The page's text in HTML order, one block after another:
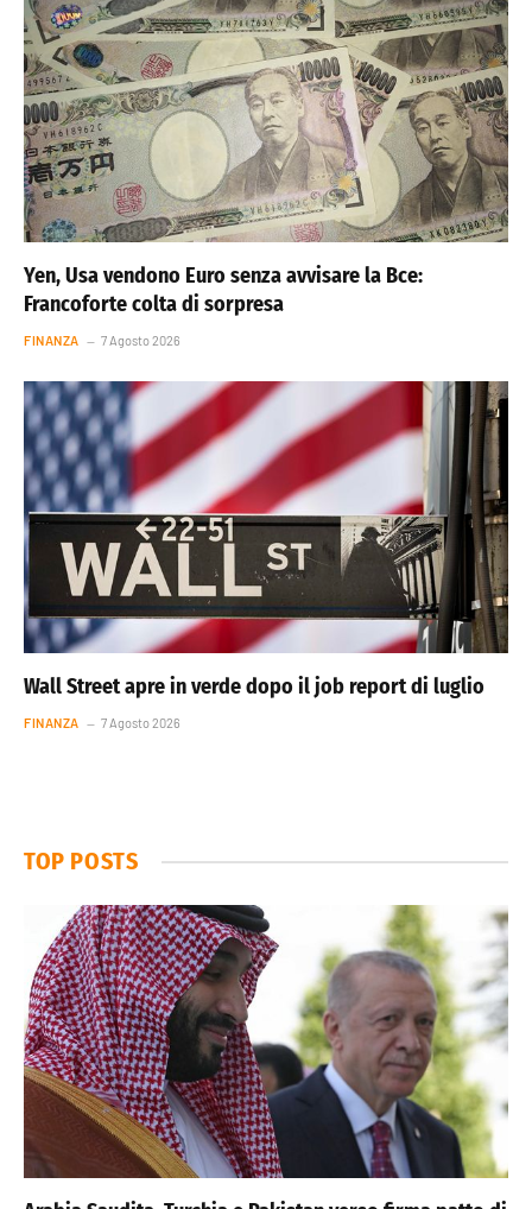
Yen, Usa vendono Euro senza avvisare la Bce:
Francoforte colta di sorpresa
FINANZA 7 Agosto 2026
Wall Street apre in verde dopo il job report di luglio
FINANZA 7 Agosto 2026
TOP POSTS